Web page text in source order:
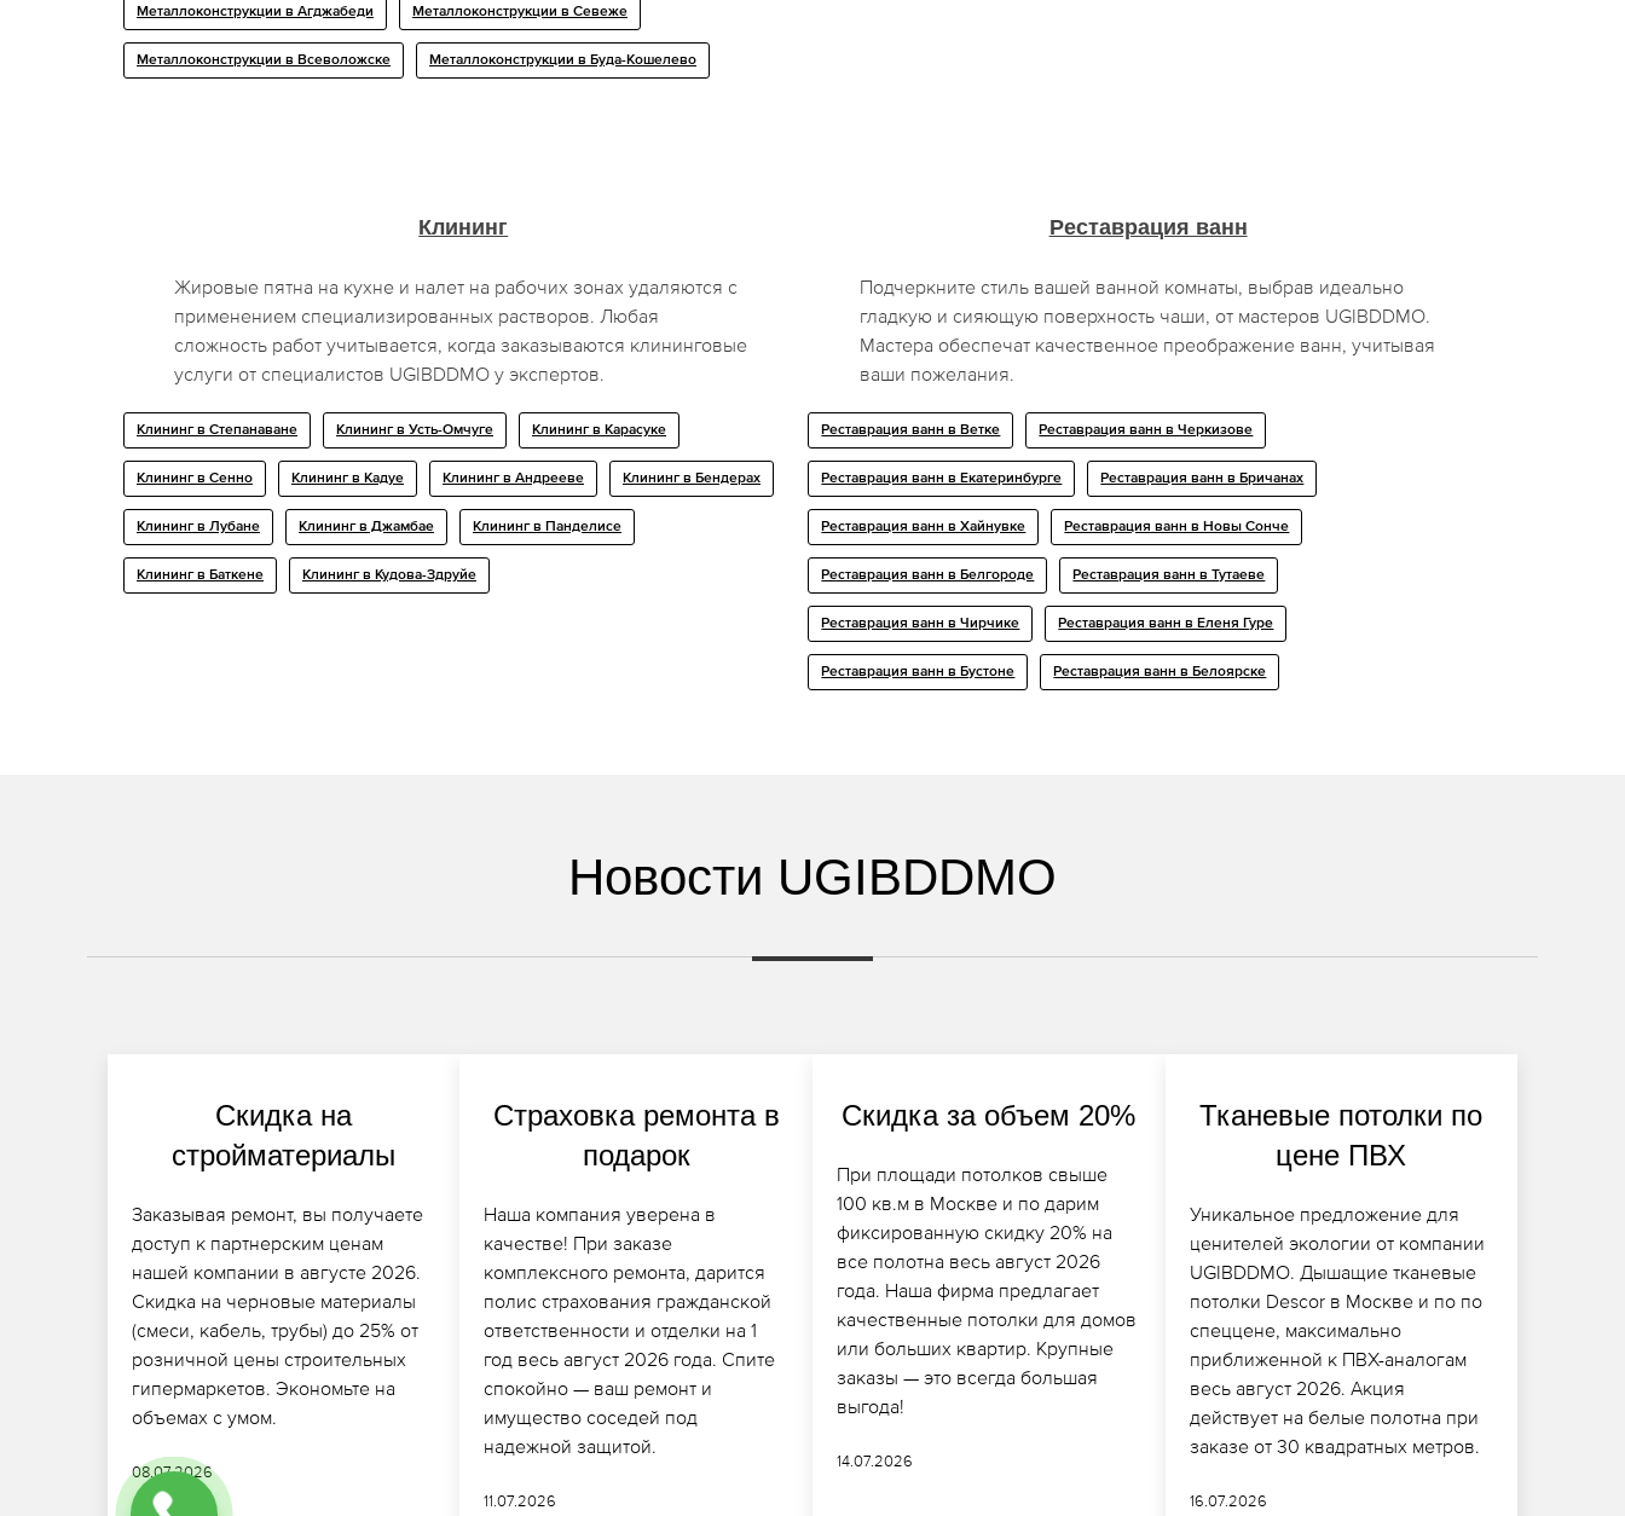
Металлоконструкции в Агджабеди Металлоконструкции в Севеже
Металлоконструкции в Всеволожске Металлоконструкции в Буда-Кошелево
Клининг
Жировые пятна на кухне и налет на рабочих зонах удаляются с
применением специализированных растворов. Любая
сложность работ учитывается, когда заказываются клининговые
услуги от специалистов UGIBDDMO у экспертов.
Клининг в Степанаване Клининг в Усть-Омчуге Клининг в Карасуке
Клининг в Сенно Клининг в Кадуе Клининг в Андрееве Клининг в Бендерах
Клининг в Лубане Клининг в Джамбае Клининг в Панделисе
Клининг в Баткене Клининг в Кудова-Здрyйе
Реставрация ванн
Подчеркните стиль вашей ванной комнаты, выбрав идеально
гладкую и сияющую поверхность чаши, от мастеров UGIBDDMO.
Мастера обеспечат качественное преображение ванн, учитывая
ваши пожелания.
Реставрация ванн в Ветке Реставрация ванн в Черкизове
Реставрация ванн в Екатеринбурге Реставрация ванн в Бричанах
Реставрация ванн в Хайнувке Реставрация ванн в Новы Сонче
Реставрация ванн в Белгороде Реставрация ванн в Тутаеве
Реставрация ванн в Чирчике Реставрация ванн в Еленя Гуре
Реставрация ванн в Бустоне Реставрация ванн в Белоярске
Новости UGIBDDMO
Скидка на
стройматериалы
Заказывая ремонт, вы получаете
доступ к партнерским ценам
нашей компании в августе 2026.
Скидка на черновые материалы
(смеси, кабель, трубы) до 25% от
розничной цены строительных
гипермаркетов. Экономьте на
объемах с умом.
08.07.2026
Страховка ремонта в
подарок
Наша компания уверена в
качестве! При заказе
комплексного ремонта, дарится
полис страхования гражданской
ответственности и отделки на 1
год весь август 2026 года. Спите
спокойно — ваш ремонт и
имущество соседей под
надежной защитой.
11.07.2026
Скидка за объем 20%
При площади потолков свыше
100 кв.м в Москве и по дарим
фиксированную скидку 20% на
все полотна весь август 2026
года. Наша фирма предлагает
качественные потолки для домов
или больших квартир. Крупные
заказы — это всегда большая
выгода!
14.07.2026
Тканевые потолки по
цене ПВХ
Уникальное предложение для
ценителей экологии от компании
UGIBDDMO. Дышащие тканевые
потолки Descor в Москве и по по
спеццене, максимально
приближенной к ПВХ-аналогам
весь август 2026. Акция
действует на белые полотна при
заказе от 30 квадратных метров.
16.07.2026